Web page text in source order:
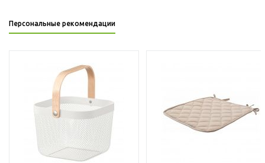
Персональные рекомендации